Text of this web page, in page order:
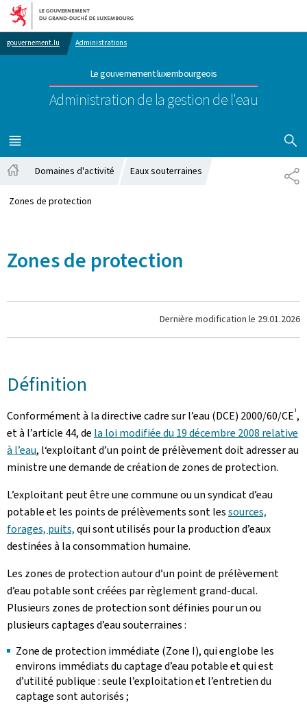
Aller au menu principal
Aller au contenu
gouvernement.lu Administrations
Le gouvernement luxembourgeois
Administration de la gestion de l'eau
MENU
PRINCIPAL
Domaines d'activité Eaux souterraines
Zones de protection
Zones de protection
Dernière modification le 29.01.2026
Définition
Conformément à la directive cadre sur l’eau (DCE) 2000/60/CE1,
et à l’article 44, de la loi modifiée du 19 décembre 2008 relative
à l’eau, l‘exploitant d’un point de prélèvement doit adresser au
ministre une demande de création de zones de protection.
L’exploitant peut être une commune ou un syndicat d’eau
potable et les points de prélèvements sont lessources,
forages, puits,qui sont utilisés pour la production d’eaux
destinées à la consommation humaine.
Les zones de protection autour d’un point de prélèvement
d’eau potable sont créées par règlement grand-ducal.
Plusieurs zones de protection sont définies pour un ou
plusieurs captages d’eau souterraines :
Zone de protection immédiate (Zone I), qui englobe les
environs immédiats du captage d’eau potable et qui est
d’utilité publique : seule l’exploitation et l’entretien du
captage sont autorisés ;